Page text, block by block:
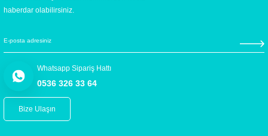
haberdar olabilirsiniz.
Whatsapp Sipariş Hattı
0536 326 33 64
Bize Ulaşın